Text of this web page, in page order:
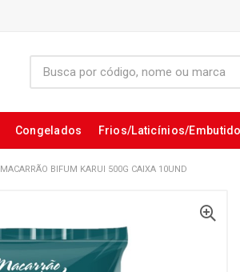
Congelados Frios/Laticínios/
MACARRÃO BIFUM KARUI 500G CAIXA 10UND